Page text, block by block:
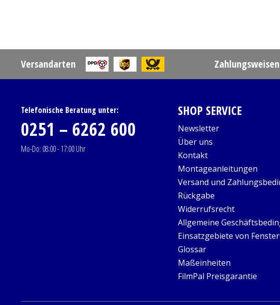
Versandarten Zahlungsweisen
Telefonische Beratung unter:
0251 – 6262 600
Mo-Do: 08:00 - 17:00 Uhr
SHOP SERVICE
Newsletter
Über uns
Kontakt
Montageanleitungen
Versand und
Rückgabe
Widerrufsrecht
Allgemeine
Einsatzgebiete von
Glossar
Maßeinheiten
FilmPal Preisgarantie